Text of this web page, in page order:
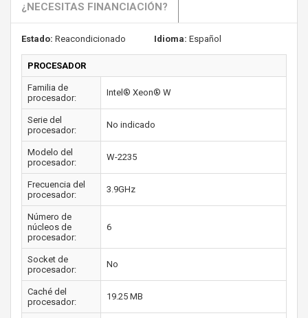
¿NECESITAS FINANCIACIÓN?
Estado: Reacondicionado Idioma: Español
PROCESADOR
Familia de
procesador:
Intel® Xeon® W
Serie del
procesador:
No indicado
Modelo del
procesador:
W-2235
Frecuencia del
procesador:
3.9GHz
Número de
núcleos de
procesador:
6
Socket de
procesador:
No
Caché del
procesador:
19.25 MB